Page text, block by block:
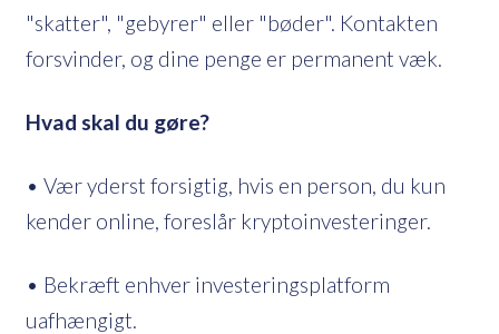
"skatter", "gebyrer" eller "bøder". Kontakten
forsvinder, og dine penge er permanent væk.
Hvad skal du gøre?
• Vær yderst forsigtig, hvis en person, du kun
kender online, foreslår kryptoinvesteringer.
• Bekræft enhver investeringsplatform
uafhængigt.